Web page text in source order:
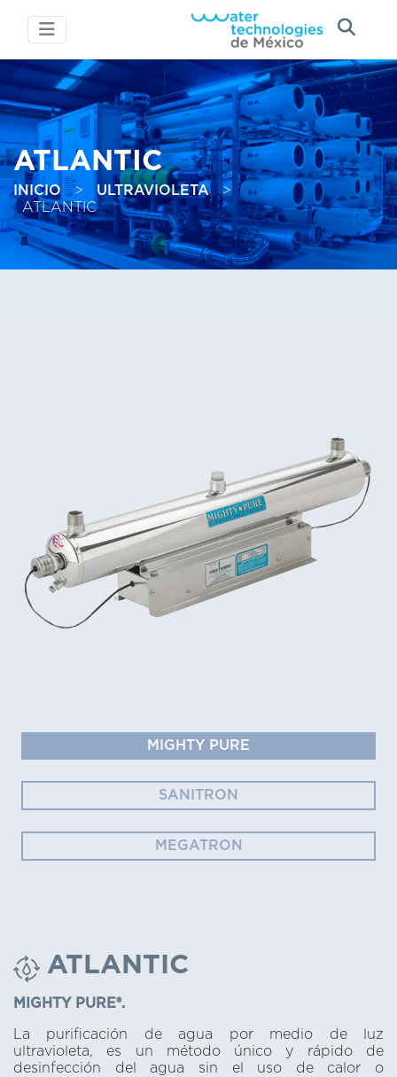
ATLANTIC
INICIO > ULTRAVIOLETA
>
ATLANTIC
MIGHTY PURE
SANITRON
MEGATRON
ATLANTIC
MIGHTY PURE®.
La purificación de agua por medio de luz
ultravioleta, es un método único y rápido de
desinfección del agua sin el uso de calor o